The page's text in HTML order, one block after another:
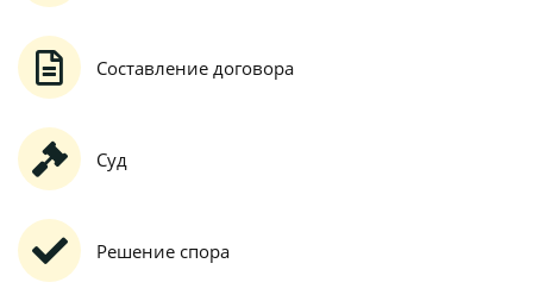
Составление договора
Суд
Решение спора